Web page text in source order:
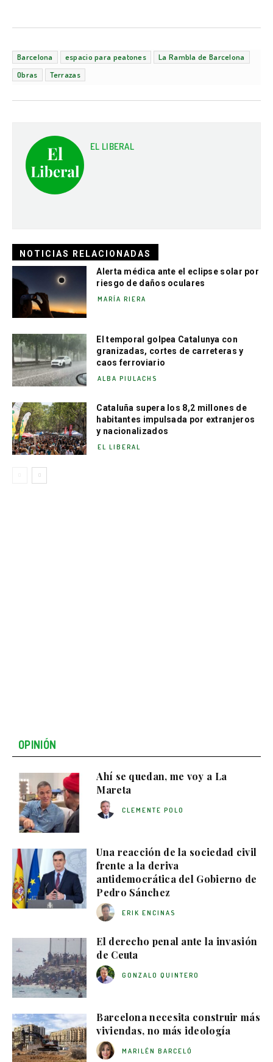
Barcelona espacio para peatones
La Rambla de Barcelona
Obras
Terrazas
EL LIBERAL
NOTICIAS RELACIONADAS
Alerta médica ante el eclipse solar por
riesgo de daños oculares
MARÍA RIERA
El temporal golpea Catalunya con
granizadas, cortes de carreteras y
caos ferroviario
ALBA PIULACHS
Cataluña supera los 8,2 millones de
habitantes impulsada por extranjeros
y nacionalizados
EL LIBERAL
OPINIÓN
Ahí se quedan, me voy a La
Mareta
CLEMENTE POLO
Una reacción de la sociedad civil
frente a la deriva
antidemocrática del Gobierno de
Pedro Sánchez
ERIK ENCINAS
El derecho penal ante la invasión
de Ceuta
GONZALO QUINTERO
Barcelona necesita construir más
viviendas, no más ideología
MARILÉN BARCELÓ